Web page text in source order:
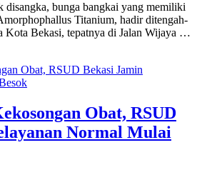
bunga bangkai yang memiliki
Titanium, hadir ditengah-
Kota Bekasi, tepatnya di Jalan Wijaya …
Obat, RSUD
Normal Mulai